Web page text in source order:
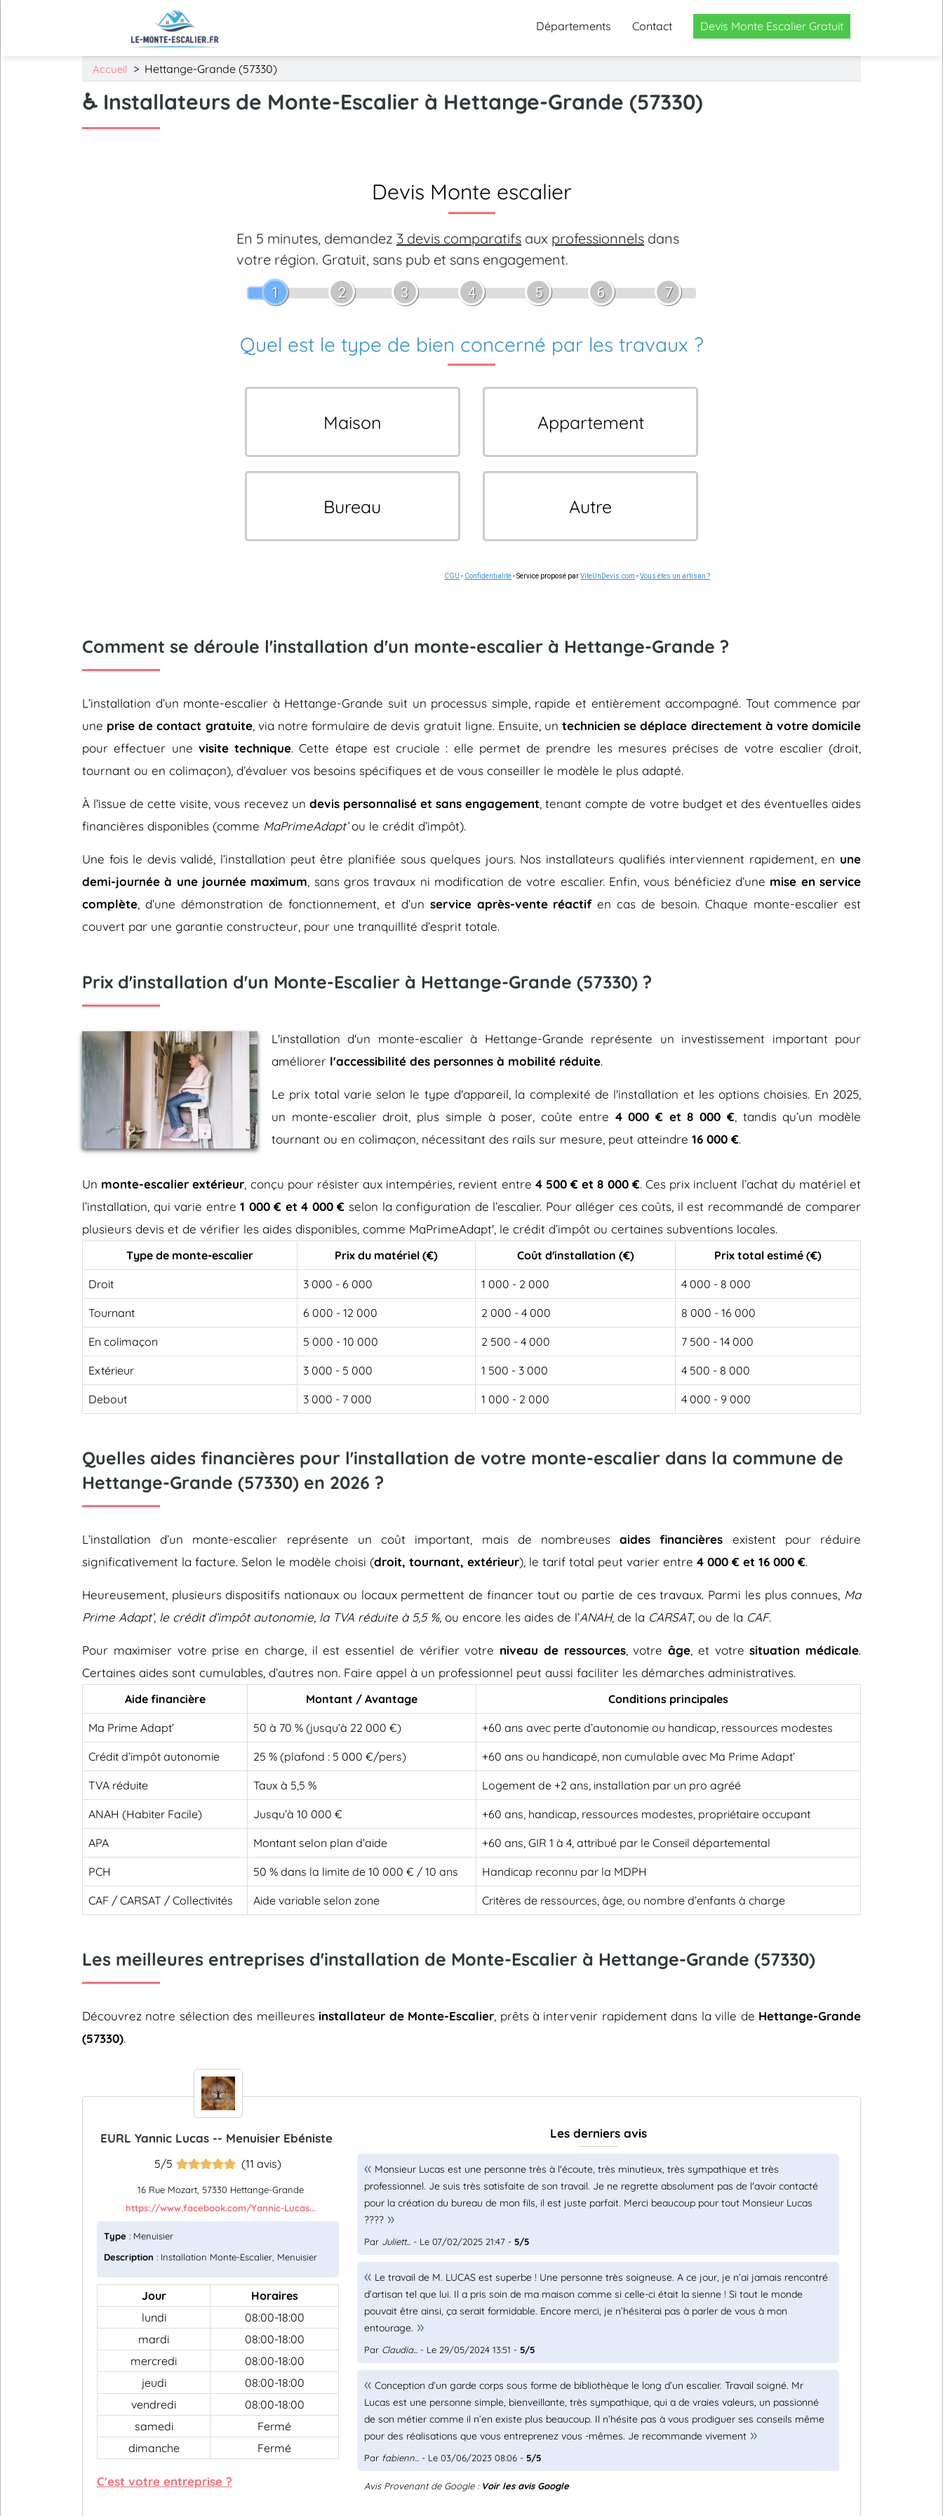
Départements Contact Devis Monte Escalier Gratuit
Accueil > Hettange-Grande (57330)
♿ Installateurs de Monte-Escalier à Hettange-Grande (57330)
Devis Monte escalier
En 5 minutes, demandez 3 devis comparatifs aux professionnels dans
votre région. Gratuit, sans pub et sans engagement.
1 2 3 4 5 6 7
Quel est le type de bien concerné par les travaux ?
Maison Appartement
Bureau Autre
CGU - Confidentialité- Service proposé parViteUnDevis.com -Vous êtes un artisan ?
Comment se déroule l'installation d'un monte-escalier à Hettange-Grande ?
L’installation d’un monte-escalier à Hettange-Grande suit un processus simple, rapide et entièrement accompagné. Tout commence par
une prise de contact gratuite, via notre formulaire de devis gratuit ligne. Ensuite, untechnicien se déplace directement à votre domicile
pour effectuer une visite technique. Cette étape est cruciale : elle permet de prendre les mesures précises de votre escalier (droit,
tournant ou en colimaçon), d’évaluer vos besoins spécifiques et de vous conseiller le modèle le plus adapté.
À l’issue de cette visite, vous recevez un devis personnalisé et sans engagement , tenant compte de votre budget et des éventuelles aides
financières disponibles (comme MaPrimeAdapt’ou le crédit d’impôt).
Une fois le devis validé, l’installation peut être planifiée sous quelques jours. Nos installateurs qualifiés interviennent rapidement, en une
demi-journée à une journée maximum , sans gros travaux ni modification de votre escalier. Enfin, vous bénéficiez d’une mise en service
complète , d’une démonstration de fonctionnement, et d’un service après-vente réactifen cas de besoin. Chaque monte-escalier est
couvert par une garantie constructeur, pour une tranquillité d’esprit totale.
Prix d'installation d'un Monte-Escalier à Hettange-Grande (57330) ?
L'installation d'un monte-escalier à Hettange-Grande représente un investissement important pour
améliorer l'accessibilité des personnes à mobilité réduite.
Le prix total varie selon le type d'appareil, la complexité de l'installation et les options choisies. En 2025,
un monte-escalier droit, plus simple à poser, coûte entre 4 000 € et 8 000 € , tandis qu’un modèle
tournant ou en colimaçon, nécessitant des rails sur mesure, peut atteindre 16 000 €.
Un monte-escalier extérieur , conçu pour résister aux intempéries, revient entre 4 500 € et 8 000 €. Ces prix incluent l’achat du matériel et
l’installation, qui varie entre1 000 € et 4 000 € selon la configuration de l’escalier. Pour alléger ces coûts, il est recommandé de comparer
plusieurs devis et de vérifier les aides disponibles, comme MaPrimeAdapt', le crédit d’impôt ou certaines subventions locales.
Type de monte-escalier Prix du matériel (€) Coût d'installation (€) Prix total estimé (€)
Droit 3 000 - 6 000 1 000 - 2 000 4 000 - 8 000
Tournant 6 000 - 12 000 2 000 - 4 000 8 000 - 16 000
En colimaçon 5 000 - 10 000 2 500 - 4 000 7 500 - 14 000
Extérieur 3 000 - 5 000 1 500 - 3 000 4 500 - 8 000
Debout 3 000 - 7 000 1 000 - 2 000 4 000 - 9 000
Quelles aides financières pour l'installation de votre monte-escalier dans la commune de
Hettange-Grande (57330) en 2026 ?
L’installation d’un monte-escalier représente un coût important, mais de nombreusesaides financières existent pour réduire
significativement la facture. Selon le modèle choisi (droit, tournant, extérieur), le tarif total peut varier entre 4 000 € et 16 000 €.
Heureusement, plusieurs dispositifs nationaux ou locaux permettent de financer tout ou partie de ces travaux. Parmi les plus connues, Ma
Prime Adapt’, le crédit d’impôt autonomie la TVA réduite à 5,5 %, ou encore les aides de l’ANAH, de la CARSAT, ou de la CAF.
Pour maximiser votre prise en charge, il est essentiel de vérifier votre niveau de ressources, votre âge , et votresituation médicale.
Certaines aides sont cumulables, d’autres non. Faire appel à un professionnel peut aussi faciliter les démarches administratives.
Aide financière Montant / Avantage Conditions principales
Ma Prime Adapt’ 50 à 70 % (jusqu’à 22 000 €) +60 ans avec perte d’autonomie ou handicap, ressources modestes
Crédit d’impôt autonomie 25 % (plafond : 5 000 €/pers) +60 ans ou handicapé, non cumulable avec Ma Prime Adapt’
TVA réduite Taux à 5,5 % Logement de +2 ans, installation par un pro agréé
ANAH (Habiter Facile) Jusqu’à 10 000 € +60 ans, handicap, ressources modestes, propriétaire occupant
APA Montant selon plan d’aide +60 ans, GIR 1 à 4, attribué par le Conseil départemental
PCH 50 % dans la limite de 10 000 € / 10 ans Handicap reconnu par la MDPH
CAF / CARSAT / Collectivités Aide variable selon zone Critères de ressources, âge, ou nombre d’enfants à charge
Les meilleures entreprises d'installation de Monte-Escalier à Hettange-Grande (57330)
Découvrez notre sélection des meilleures installateur de Monte-Escalier , prêts à intervenir rapidement dans la ville de Hettange-Grande
(57330).
EURL Yannic Lucas -- Menuisier Ebéniste
5/5 (11 avis)
16 Rue Mozart, 57330 Hettange-Grande
https://www.facebook.com/Yannic-Lucas...
Type : Menuisier
Description : Installation Monte-Escalier, Menuisier
Jour
Horaires
lundi
08:00-18:00
mardi
08:00-18:00
mercredi
08:00-18:00
jeudi
08:00-18:00
vendredi
08:00-18:00
samedi
Fermé
dimanche
Fermé
C'est votre entreprise ?
Les derniers avis
Monsieur Lucas est une personne très à l'écoute, très minutieux, très sympathique et très
professionnel. Je suis très satisfaite de son travail. Je ne regrette absolument pas de l'avoir contacté
pour la création du bureau de mon fils, il est juste parfait. Merci beaucoup pour tout Monsieur Lucas
????
Par Juliett... - Le 07/02/2025 21:47 -5/5
Le travail de M. LUCAS est superbe ! Une personne très soigneuse. A ce jour, je n’ai jamais rencontré
d’artisan tel que lui. Il a pris soin de ma maison comme si celle-ci était la sienne ! Si tout le monde
pouvait être ainsi, ça serait formidable. Encore merci, je n’hésiterai pas à parler de vous à mon
entourage.
Par Claudia... - Le 29/05/2024 13:51 -5/5
Conception d’un garde corps sous forme de bibliothèque le long d’un escalier. Travail soigné. Mr
Lucas est une personne simple, bienveillante, très sympathique, qui a de vraies valeurs, un passionné
de son métier comme il n’en existe plus beaucoup. Il n’hésite pas à vous prodiguer ses conseils même
pour des réalisations que vous entreprenez vous -mêmes. Je recommande vivement
Par fabienn... - Le 03/06/2023 08:06 -5/5
Avis Provenant de Google : Voir les avis Google